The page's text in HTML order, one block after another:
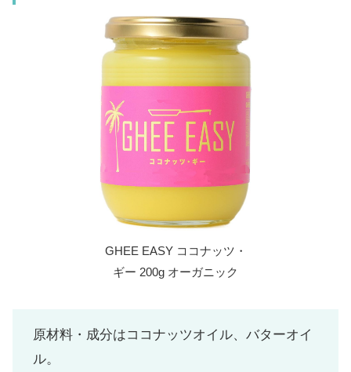
GHEE EASY ココナッツ・
ギー 200g オーガニック
原材料・成分はココナッツオイル、バターオイ
ル。